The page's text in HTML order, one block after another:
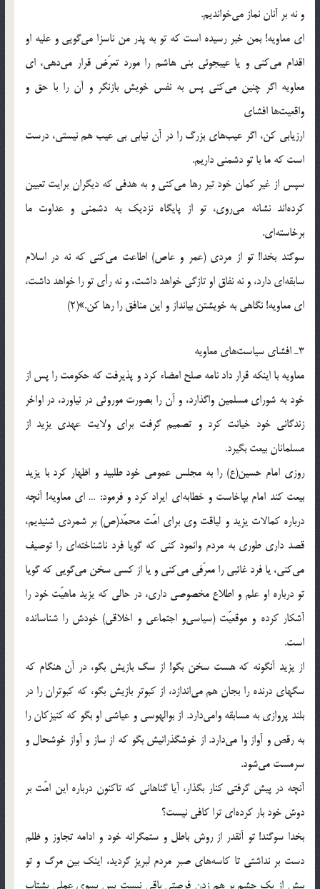
و نه بر آنان نماز می‌خواندیم.
ای معاویه! بمن خبر رسیده است که تو به پدر من ناسزا می‌گویی و علیه او
اقدام می‌کنی و یا عیبجوئی بنی هاشم را مورد تعرّض قرار می‌دهی، ای
معاویه اگر چنین می‌کنی پس به نفس خویش بازنگر و آن را با حق و
واقعیت‌ها افشای
ارزیابی کن، اگر عیب‌های بزرگ را در آن نیابی بی عیب هم نیستی، درست
است که ما با تو دشمنی داریم.
سپس از غیر کمان خود تیر رها می‌کنی و به هدفی که دیگران برایت تعیین
کرده‌اند نشانه می‌روی، تو از پایگاه نزدیک به دشمنی و عداوت ما
برخاسته‌ای.
سوگند بخدا! تو از مردی (عمر و عاص) اطاعت می‌کنی که نه در اسلام
سابقه‌ای دارد، و نه نفاق او تازگی خواهد داشت، و نه رأی تو را خواهد داشت،
ای معاویه! نگاهی به خویشتن بیانداز و این منافق را رها کن.»(2)
3ـ افشای سیاست‌های معاویه
معاویه با اینکه قرار داد نامه صلح امضاء کرد و پذیرفت که حکومت را پس از
خود به شورای مسلمین واگذارد، و آن را بصورت موروثی در نیاورد، در اواخر
زندگانی خود خیانت کرد و تصمیم گرفت برای ولایت عهدی یزید از
مسلمانان بیعت بگیرد.
روزی امام حسین(ع) را به مجلس عمومی خود طلبید و اظهار کرد با یزید
بیعت کند امام بپاخاست و خطابه‌ای ایراد کرد و فرمود: … ای معاویه! آنچه
درباره کمالات یزید و لیاقت وی برای امّت محمّد(ص) بر شمردی شنیدیم،
قصد داری طوری به مردم وانمود کنی که گویا فرد ناشناخته‌ای را توصیف
می‌کنی، یا فرد غائبی را معرّفی می‌کنی و یا از کسی سخن می‌گویی که گویا
تو درباره او علم و اطلاع مخصوصی داری، در حالی که یزید ماهیّت خود را
آشکار کرده و موقعیّت (سیاسی‌و اجتماعی و اخلاقی) خودش را شناسانده
است.
از یزید آنگونه که هست سخن بگو! از سگ بازیش بگو، در آن هنگام که
سگهای درنده را بجان هم می‌اندازد، از کبوتر بازیش بگو، که کبوتران را در
بلند پروازی به مسابقه وامی‌دارد. از بوالهوسی و عیاشی او بگو که کنیزکان را
به رقص و آواز وا می‌دارد. از خوشگذرانیش بگو که از ساز و آواز خوشحال و
سرمست می‌شود.
آنچه در پیش گرفتی کنار بگذار، آیا گناهانی که تاکنون درباره این امّت بر
دوش خود بار کرده‌ای ترا کافی نیست؟
بخدا سوگند! تو آنقدر از روش باطل و ستمگرانه خود و ادامه تجاوز و ظلم
دست بر نداشتی تا کاسه‌های صبر مردم لبریز گردید، اینک بین مرگ و تو